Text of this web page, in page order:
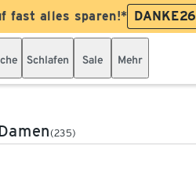
fast alles sparen!* DANKE26
Schlafen Sale Mehr
(235)